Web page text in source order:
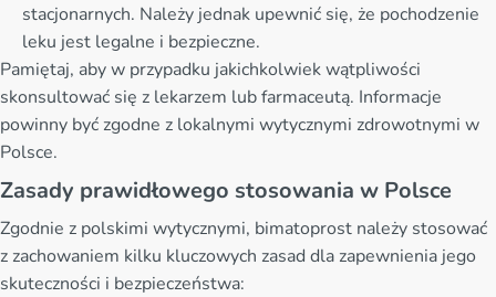
stacjonarnych. Należy jednak upewnić się, że pochodzenie
leku jest legalne i bezpieczne.
Pamiętaj, aby w przypadku jakichkolwiek wątpliwości
skonsultować się z lekarzem lub farmaceutą. Informacje
powinny być zgodne z lokalnymi wytycznymi zdrowotnymi w
Polsce.
Zasady prawidłowego stosowania w Polsce
Zgodnie z polskimi wytycznymi, bimatoprost należy stosować
z zachowaniem kilku kluczowych zasad dla zapewnienia jego
skuteczności i bezpieczeństwa: